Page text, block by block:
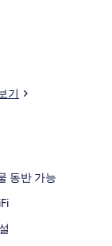
기
동반 가능